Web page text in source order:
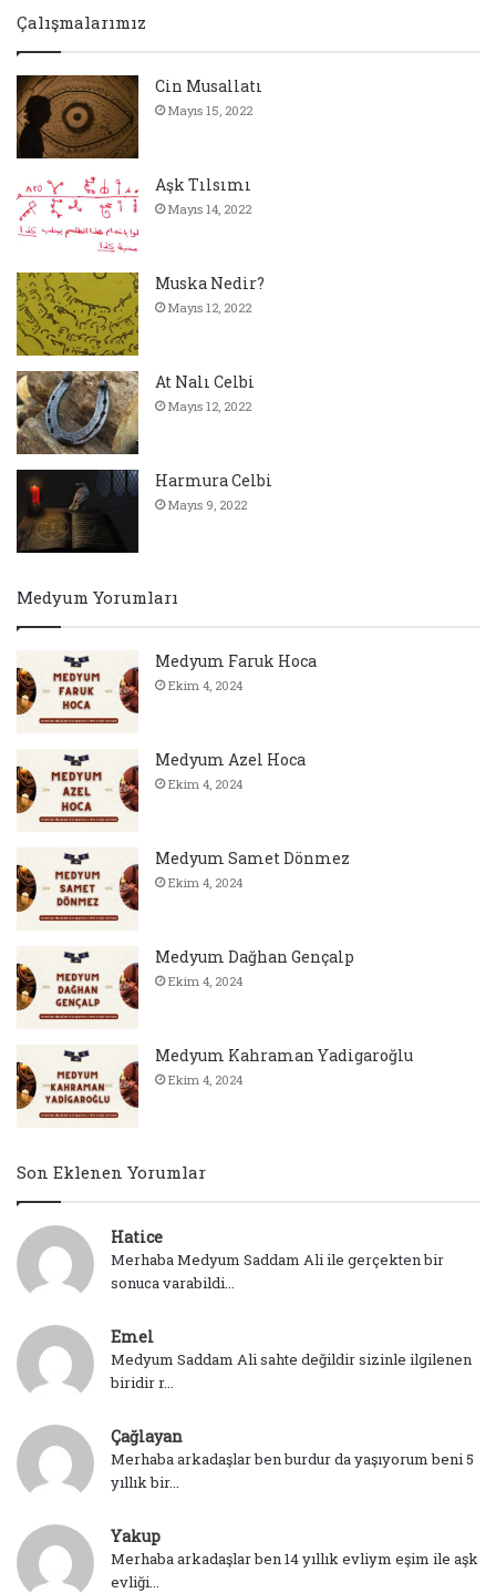
Çalışmalarımız
Cin Musallatı
Mayıs 15, 2022
Aşk Tılsımı
Mayıs 14, 2022
Muska Nedir?
Mayıs 12, 2022
At Nalı Celbi
Mayıs 12, 2022
Harmura Celbi
Mayıs 9, 2022
Medyum Yorumları
Medyum Faruk Hoca
Ekim 4, 2024
Medyum Azel Hoca
Ekim 4, 2024
Medyum Samet Dönmez
Ekim 4, 2024
Medyum Dağhan Gençalp
Ekim 4, 2024
Medyum Kahraman Yadigaroğlu
Ekim 4, 2024
Son Eklenen Yorumlar
Hatice
Merhaba Medyum Saddam Ali ile gerçekten bir
sonuca varabildi...
Emel
Medyum Saddam Ali sahte değildir sizinle ilgilenen
biridir r...
Çağlayan
Merhaba arkadaşlar ben burdur da yaşıyorum beni 5
yıllık bir...
Yakup
Merhaba arkadaşlar ben 14 yıllık evliym eşim ile aşk
evliği...